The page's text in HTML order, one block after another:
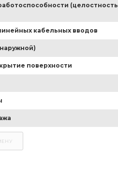
(целостность
кабельных вводов
поверхности